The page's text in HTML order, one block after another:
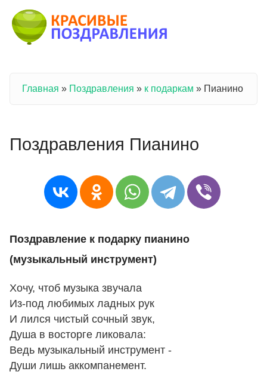
Вы здесь
Главная » Поздравления » к подаркам » Пианино
Поздравления Пианино
Поздравление к подарку пианино
(музыкальный инструмент)
Хочу, чтоб музыка звучала
Из-под любимых ладных рук
И лился чистый сочный звук,
Душа в восторге ликовала:
Ведь музыкальный инструмент -
Души лишь аккомпанемент.